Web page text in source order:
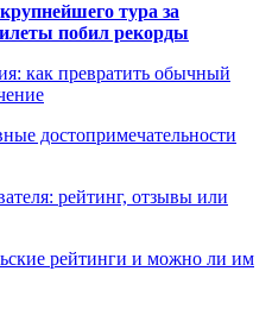
тура за
побил рекорды
как превратить обычный
достопримечательности
рейтинг, отзывы или
рейтинги и можно ли им